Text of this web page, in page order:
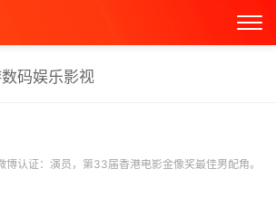
数码娱乐影视
博认证：演员，第33届香港电影金像奖最佳男配角。